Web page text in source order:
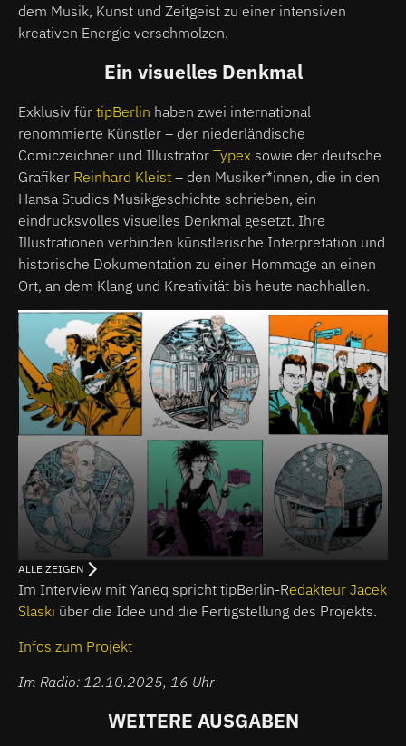
dem Musik, Kunst und Zeitgeist zu einer intensiven
kreativen Energie verschmolzen.
Ein visuelles Denkmal
Exklusiv für tipBerlin haben zwei international
renommierte Künstler – der niederländische
Comiczeichner und Illustrator Typex sowie der deutsche
Grafiker Reinhard Kleist – den Musiker*innen, die in den
Hansa Studios Musikgeschichte schrieben, ein
eindrucksvolles visuelles Denkmal gesetzt. Ihre
Illustrationen verbinden künstlerische Interpretation und
historische Dokumentation zu einer Hommage an einen
Ort, an dem Klang und Kreativität bis heute nachhallen.
ALLE ZEIGEN
Im Interview mit Yaneq spricht tipBerlin-Redakteur Jacek
Slaski über die Idee und die Fertigstellung des Projekts.
Infos zum Projekt
Im Radio: 12.10.2025, 16 Uhr
WEITERE AUSGABEN